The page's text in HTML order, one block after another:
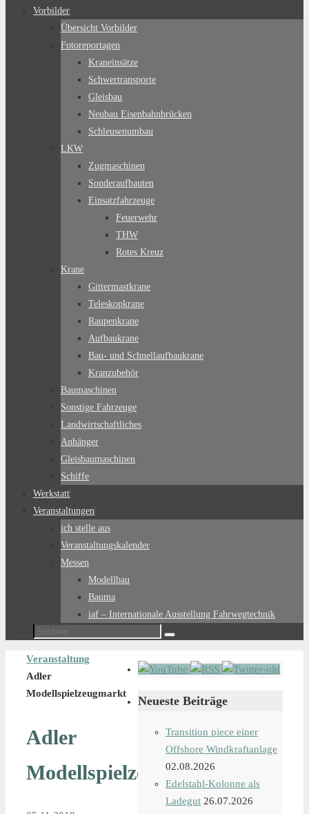
Vorbilder
Übersicht Vorbilder
Fotoreportagen
Kraneinsätze
Schwertransporte
Gleisbau
Neubau Eisenbahnbrücken
Schleusenumbau
LKW
Zugmaschinen
Sonderaufbauten
Einsatzfahrzeuge
Feuerwehr
THW
Rotes Kreuz
Krane
Gittermastkrane
Teleskopkrane
Raupenkrane
Aufbaukrane
Bau- und Schnellaufbaukrane
Kranzubehör
Baumaschinen
Sonstige Fahrzeuge
Landwirtschaftliches
Anhänger
Gleisbaumaschinen
Schiffe
Werkstatt
Veranstaltungen
ich stelle aus
Veranstaltungskalender
Messen
Modellbau
Bauma
iaf – Internationale Ausstellung Fahrwegtechnik
Suchen
Suchen
Start
Veranstaltung
Adler
Modellspielzeugmarkt
Adler
Modellspielzeugmarkt
Neueste Beiträge
Transition piece einer
Offshore Windkraftanlage
02.08.2026
Edelstahl-Kolonne als
Ladegut 26.07.2026